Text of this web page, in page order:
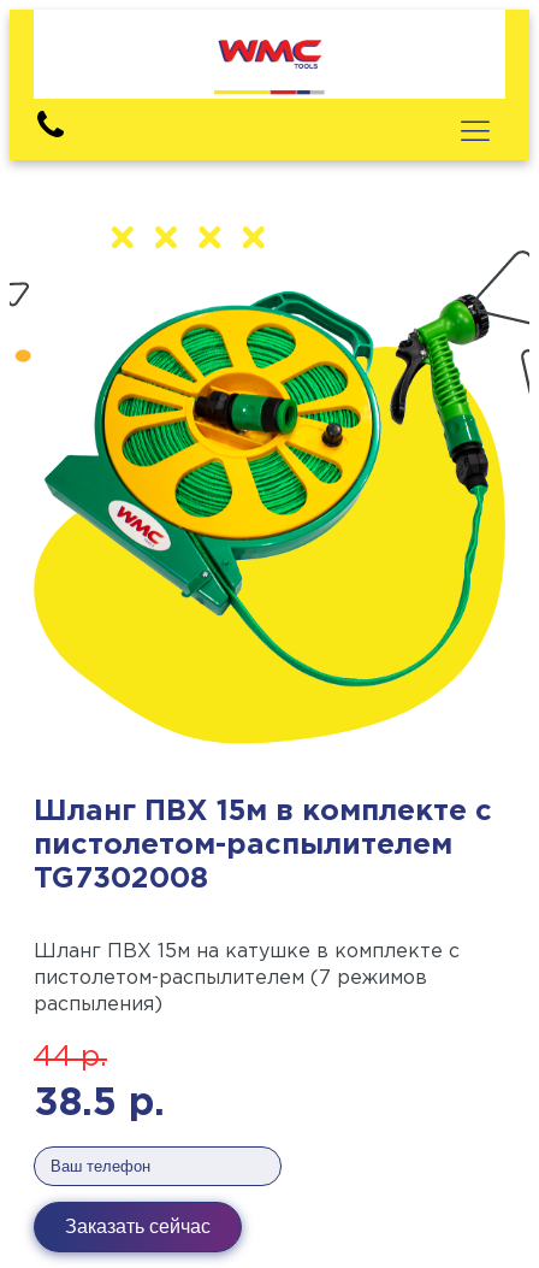
Шланг ПВХ 15м в комплекте с
пистолетом-распылителем
TG7302008
Шланг ПВХ 15м на катушке в комплекте с
пистолетом-распылителем (7 режимов
распыления)
44р.
38.5 р.
Заказать сейчас